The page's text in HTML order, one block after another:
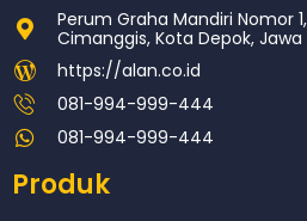
Perum Graha Mandiri Nomor
Cimanggis, Kota Depok, Jawa
https://alan.co.id
081-994-999-444
081-994-999-444
Produk